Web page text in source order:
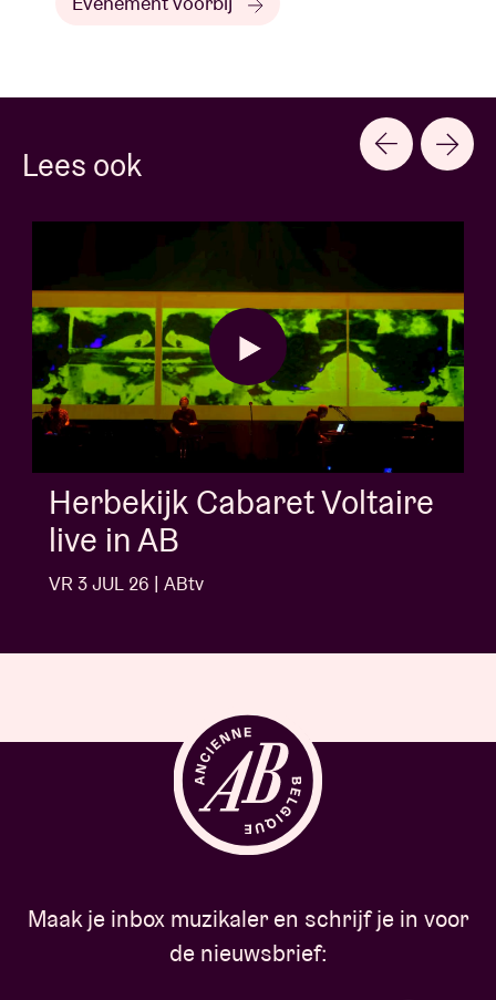
Lees ook
AB Session met Kids
Buns
VR 3 JUL 26 | ABtv
Maak je inbox muzikaler en schrijf je in voor
de nieuwsbrief: